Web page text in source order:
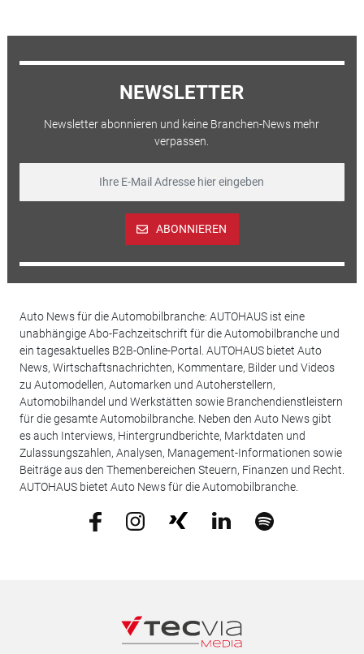
NEWSLETTER
Newsletter abonnieren und keine Branchen-News mehr
verpassen.
ABONNIEREN
Auto News für die Automobilbranche: AUTOHAUS ist eine
unabhängige Abo-Fachzeitschrift für die Automobilbranche und
ein tagesaktuelles B2B-Online-Portal. AUTOHAUS bietet Auto
News, Wirtschaftsnachrichten, Kommentare, Bilder und Videos
zu Automodellen, Automarken und Autoherstellern,
Automobilhandel und Werkstätten sowie Branchendienstleistern
für die gesamte Automobilbranche. Neben den Auto News gibt
es auch Interviews, Hintergrundberichte, Marktdaten und
Zulassungszahlen, Analysen, Management-Informationen sowie
Beiträge aus den Themenbereichen Steuern, Finanzen und Recht.
AUTOHAUS bietet Auto News für die Automobilbranche.